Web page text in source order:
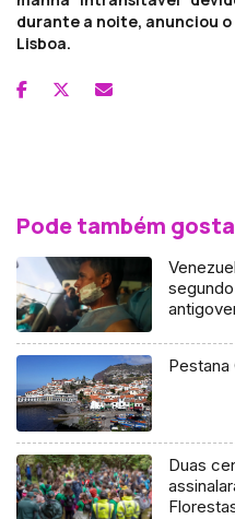
durante a noite, anunciou
Lisboa.
Pode também
Pestana
Duas